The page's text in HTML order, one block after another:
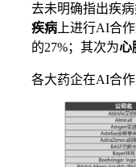
去未明确指出疾
疾病 上进行AI合
的27%；其次为心
各大药企在AI合